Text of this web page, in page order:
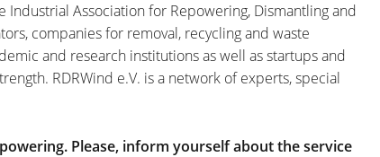
Industrial Association for Repowering, Dismantling and
companies for removal, recycling and waste
and research institutions as well as startups and
RDRWind e.V. is a network of experts, special
Please, inform yourself about the service